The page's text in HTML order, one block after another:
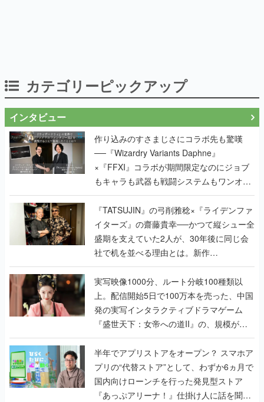
カテゴリーピックアップ
インタビュー
作り込みのすさまじさにコラボ先も驚嘆
──『Wizardry Variants Daphne』
×『FFXI』コラボが期間限定なのにジョブ
もキャラも武器も戦闘システムもワンオフ
で作り込まれた理由を両ディレクターに聞
く
『TATSUJIN』の弓削雅稔×『ライデンファ
イターズ』の齋藤貴幸──かつて縦シュー全
盛期を支えていた2人が、30年後に同じ会
社で机を並べる理由とは。新作
『TATSUJIN EXTREME』で初タッグを組
んだレジェンド2人に訊く開発秘話
実写映像1000分、ルート分岐100種類以
上。配信開始5日で100万本を売った、中国
発の実写インタラクティブドラマゲーム
『盛世天下：女帝への道II』の、規模が違
うこだわりをプロデューサーに聞いた
半年でアプリストアをオープン？ スマホア
プリの“代替ストア”として、わずか6ヵ月で
国内向けローンチを行った発見型ストア
『あっぷアリーナ！』仕掛け人に話を聞い